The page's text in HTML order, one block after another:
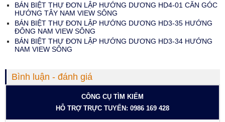
BÁN BIỆT THỰ ĐƠN LẬP HƯỚNG DƯƠNG HD4-01 CĂN GÓC
HƯỚNG TÂY NAM VIEW SÔNG
BÁN BIỆT THỰ ĐƠN LẬP HƯỚNG DƯƠNG HD3-35 HƯỚNG
ĐÔNG NAM VIEW SÔNG
BÁN BIỆT THỰ ĐƠN LẬP HƯỚNG DƯƠNG HD3-34 HƯỚNG
NAM VIEW SÔNG
Bình luận - đánh giá
CÔNG CỤ TÌM KIẾM
HỖ TRỢ TRỰC TUYẾN: 0986 169 428